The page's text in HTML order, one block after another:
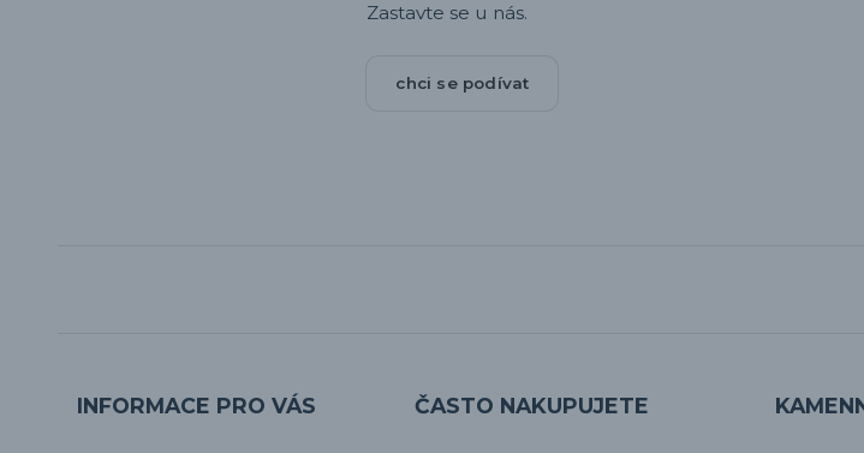
Zastavte se u nás.
chci se podívat
INFORMACE PRO VÁS ČASTO NAKUPUJETE